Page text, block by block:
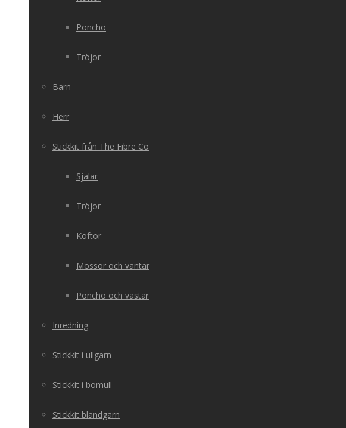
Poncho
Tröjor
Barn
Herr
Stickkit från The Fibre Co
Sjalar
Tröjor
Koftor
Mössor och vantar
Poncho och västar
Inredning
Stickkit i ullgarn
Stickkit i bomull
Stickkit blandgarn